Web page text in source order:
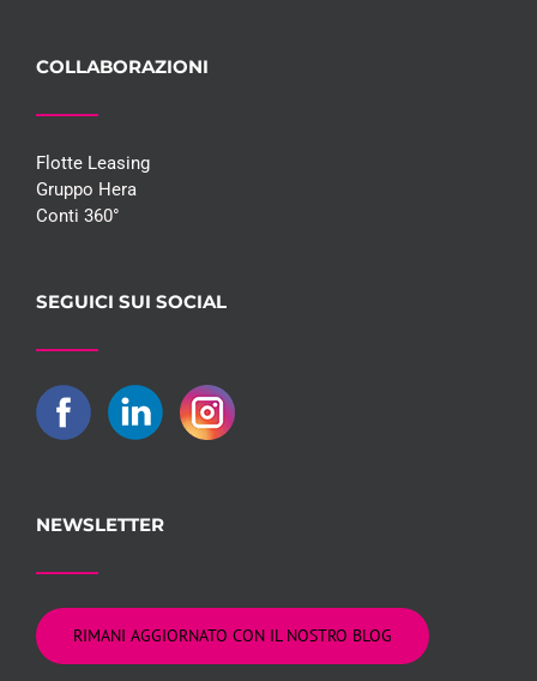
COLLABORAZIONI
Flotte Leasing
Gruppo Hera
Conti 360°
SEGUICI SUI SOCIAL
NEWSLETTER
RIMANI AGGIORNATO CON IL NOSTRO BLOG